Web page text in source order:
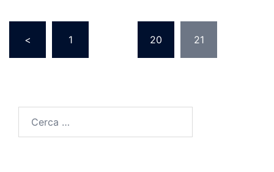
degli
articoli
< 1 20 21